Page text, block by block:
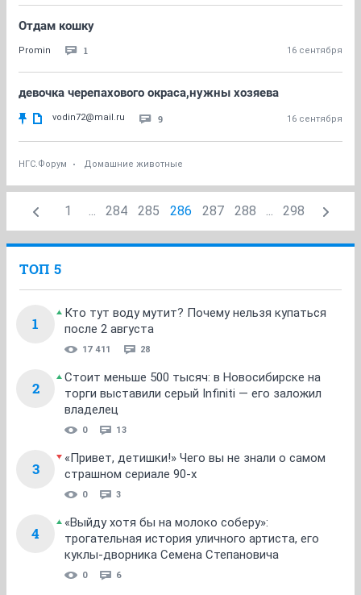
Отдам кошку
Promin 1 16 сентября
девочка черепахового окраса,нужны хозяева
vodin72@mail.ru 9 16 сентября
НГС.Форум Домашние животные
1 ... 284 285 286 287 288 ... 298
ТОП 5
1
Кто тут воду мутит? Почему нельзя купаться
после 2 августа
17 411 28
2
Стоит меньше 500 тысяч: в Новосибирске на
торги выставили серый Infiniti — его заложил
владелец
0 13
3
«Привет, детишки!» Чего вы не знали о самом
страшном сериале 90-х
0 3
4
«Выйду хотя бы на молоко соберу»:
трогательная история уличного артиста, его
куклы-дворника Семена Степановича
0 6